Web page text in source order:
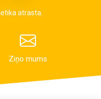
atrasta.
Ziņo mums